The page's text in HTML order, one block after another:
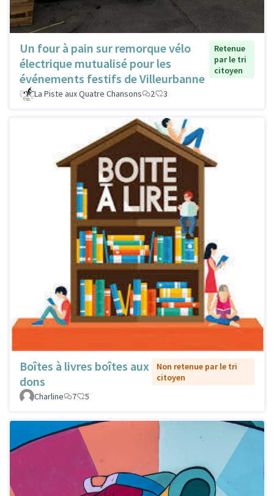
Un four à pain sur remorque vélo
électrique mutualisé pour les
événements festifs de Villeurbanne
Retenue
par le tri
citoyen
La Piste aux Quatre Chansons 2 3
Boîtes à livres boîtes aux
dons
Non retenue par le tri
citoyen
Charline
7 5